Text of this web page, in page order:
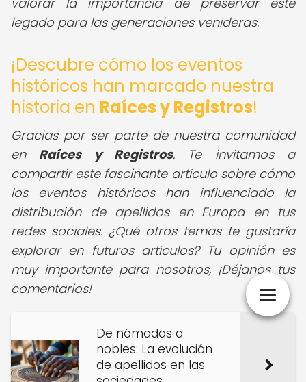
legado para las generaciones venideras.
¡Descubre cómo los eventos
históricos han marcado nuestra
historia en Raíces y Registros!
Gracias por ser parte de nuestra comunidad
en Raíces y Registros. Te invitamos a
compartir este fascinante artículo sobre cómo
los eventos históricos han influenciado la
distribución de apellidos en Europa en tus
redes sociales. ¿Qué otros temas te gustaría
explorar en futuros artículos? Tu opinión es
muy importante para nosotros, ¡Déjanos tus
comentarios!
De nómadas a
nobles: La evolución
de apellidos en las